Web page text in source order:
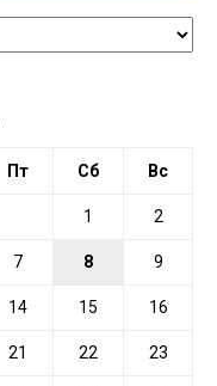
Пт Сб Вс
1 2
7 8 9
14 15 16
21 22 23